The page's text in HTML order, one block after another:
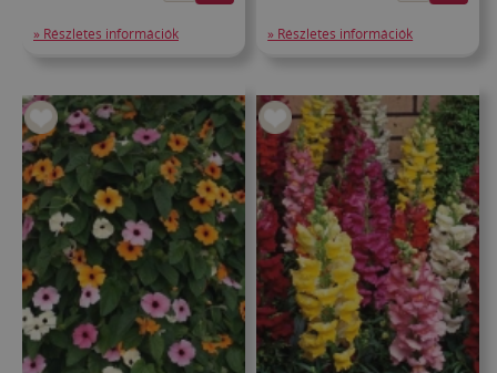
» Részletes információk » Részletes információk